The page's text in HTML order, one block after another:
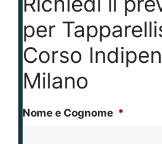
per
Corso
Milano
Nome e Cognome *